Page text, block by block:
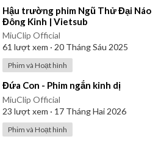
⁣Hậu trường phim Ngũ Thử Đại Náo
Đông Kinh | Vietsub
MiuClip Official
61 lượt xem · 20 Tháng Sáu 2025
Phim và Hoạt hình
⁣Đứa Con - Phim ngắn kinh dị
MiuClip Official
23 lượt xem · 17 Tháng Hai 2026
Phim và Hoạt hình